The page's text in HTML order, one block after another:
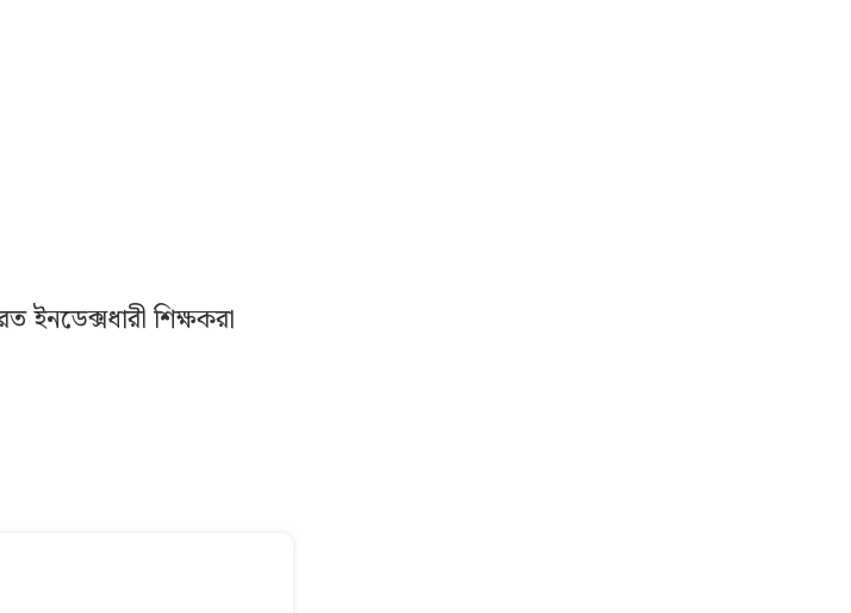
ইনডেক্সধারী শিক্ষকরা